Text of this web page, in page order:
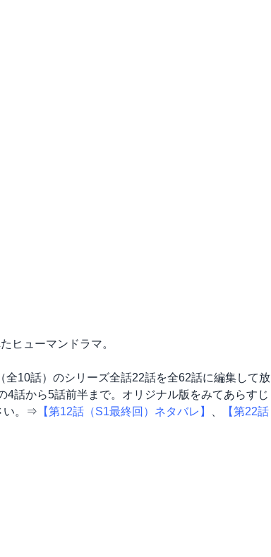
ヒューマンドラマ。
10話）のシリーズ全話22話を全62話に編集して放
話から5話前半まで。オリジナル版をみてあらすじ
い。⇒ 【第12話（S1最終回）ネタバレ】
【第22話